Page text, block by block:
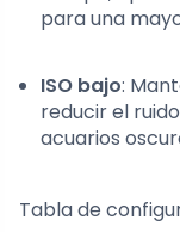
para una
ISO bajo:
reducir el
acuarios
Tabla de